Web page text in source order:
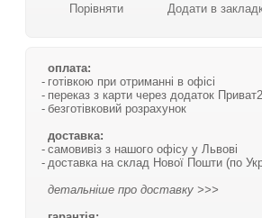
Порівняти Додати в
оплата:
готівкою при отриманні в офісі
переказ з карти через додаток
безготівковий розрахунок
доставка:
самовивіз з нашого офісу у Львові
доставка на склад Нової Пошти (по
детальніше про доставку >>>